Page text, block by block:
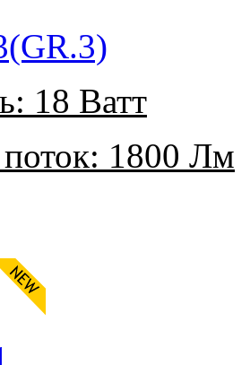
18 Ватт
1800 Лм